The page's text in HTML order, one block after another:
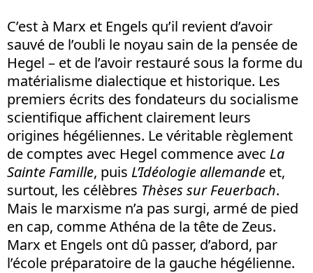
C’est à Marx et Engels qu’il revient d’avoir
sauvé de l’oubli le noyau sain de la pensée de
Hegel – et de l’avoir restauré sous la forme du
matérialisme dialectique et historique. Les
premiers écrits des fondateurs du socialisme
scientifique affichent clairement leurs
origines hégéliennes. Le véritable règlement
de comptes avec Hegel commence avec La
Sainte Famille, puis L’Idéologie allemande et,
surtout, les célèbres Thèses sur Feuerbach.
Mais le marxisme n’a pas surgi, armé de pied
en cap, comme Athéna de la tête de Zeus.
Marx et Engels ont dû passer, d’abord, par
l’école préparatoire de la gauche hégélienne.